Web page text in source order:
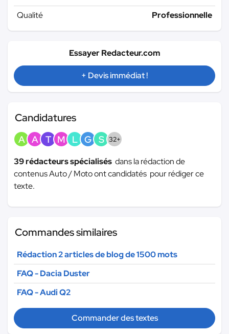
Qualité
Professionnelle
Essayer Redacteur.com
+ Devis immédiat !
Candidatures
A A T M L G S 32+
39 rédacteurs spécialisés dans la rédaction de
contenus Auto / Moto ont candidatés pour rédiger ce
texte.
Commandes similaires
Rédaction 2 articles de blog de 1500 mots
FAQ - Dacia Duster
FAQ - Audi Q2
Commander des textes